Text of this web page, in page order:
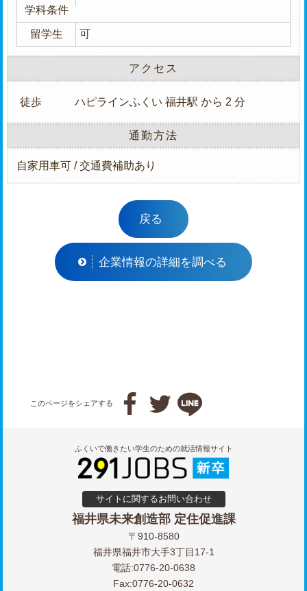
学科条件
留学生 可
アクセス
徒歩 ハピラインふくい 福井駅 から 2 分
通勤方法
自家用車可 / 交通費補助あり
戻る
企業情報の詳細を調べる
このページをシェアする   
ふくいで働きたい学生のための就活情報サイト
サイトに関するお問い合わせ
福井県未来創造部 定住促進課
〒910-8580
福井県福井市大手3丁目17-1
電話:0776-20-0638
Fax:0776-20-0632